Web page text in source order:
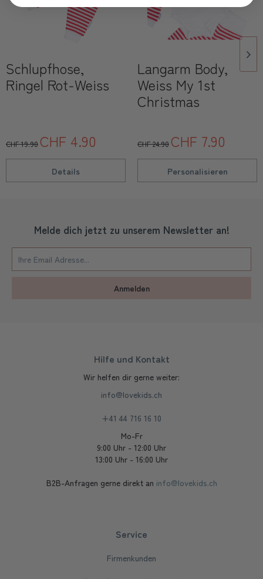
Schlupfhose,
Ringel Rot-Weiss
CHF 19.90CHF 4.90
Details
Langarm Body,
Weiss My 1st
Christmas
CHF 24.90CHF 7.90
Personalisieren
Melde dich jetzt zu unserem Newsletter an!
Anmelden
Hilfe und Kontakt
Wir helfen dir gerne weiter:
info@lovekids.ch
+41 44 716 16 10
Mo-Fr
9:00 Uhr - 12:00 Uhr
13:00 Uhr - 16:00 Uhr
B2B-Anfragen gerne direkt an info@lovekids.ch
Service
Firmenkunden